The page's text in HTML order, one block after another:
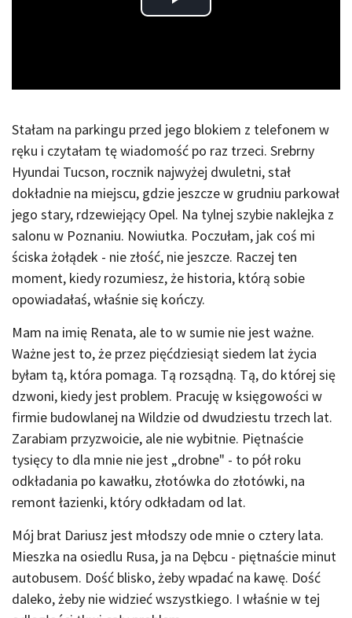
Play
Stałam na parkingu przed jego blokiem z telefonem w
ręku i czytałam tę wiadomość po raz trzeci. Srebrny
Hyundai Tucson, rocznik najwyżej dwuletni, stał
dokładnie na miejscu, gdzie jeszcze w grudniu parkował
jego stary, rdzewiejący Opel. Na tylnej szybie naklejka z
salonu w Poznaniu. Nowiutka. Poczułam, jak coś mi
ściska żołądek - nie złość, nie jeszcze. Raczej ten
moment, kiedy rozumiesz, że historia, którą sobie
opowiadałaś, właśnie się kończy.
Mam na imię Renata, ale to w sumie nie jest ważne.
Ważne jest to, że przez pięćdziesiąt siedem lat życia
byłam tą, która pomaga. Tą rozsądną. Tą, do której się
dzwoni, kiedy jest problem. Pracuję w księgowości w
firmie budowlanej na Wildzie od dwudziestu trzech lat.
Zarabiam przyzwoicie, ale nie wybitnie. Piętnaście
tysięcy to dla mnie nie jest „drobne" - to pół roku
odkładania po kawałku, złotówka do złotówki, na
remont łazienki, który odkładam od lat.
Mój brat Dariusz jest młodszy ode mnie o cztery lata.
Mieszka na osiedlu Rusa, ja na Dębcu - piętnaście minut
autobusem. Dość blisko, żeby wpadać na kawę. Dość
daleko, żeby nie widzieć wszystkiego. I właśnie w tej